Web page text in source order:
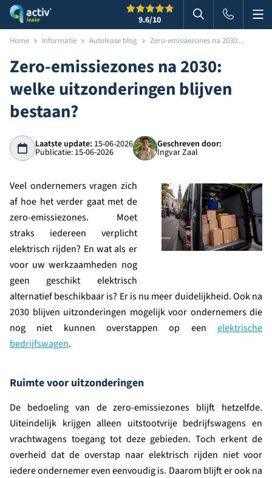
9.6/10 Zoeken in
Home Informatie Autolease blog Zero-emissiezones na 2030:...
Zero-emissiezones na 2030:
welke uitzonderingen blijven
bestaan?
Laatste update: 15-06-2026
Publicatie: 15-06-2026
Geschreven door:
Ingvar Zaal
Veel ondernemers vragen zich
af hoe het verder gaat met de
zero-emissiezones. Moet
straks iedereen verplicht
elektrisch rijden? En wat als er
voor uw werkzaamheden nog
geen geschikt elektrisch
alternatief beschikbaar is? Er is nu meer duidelijkheid. Ook na
2030 blijven uitzonderingen mogelijk voor ondernemers die
nog niet kunnen overstappen op een elektrische
bedrijfswagen.
Ruimte voor uitzonderingen
De bedoeling van de zero-emissiezones blijft hetzelfde.
Uiteindelijk krijgen alleen uitstootvrije bedrijfswagens en
vrachtwagens toegang tot deze gebieden. Toch erkent de
overheid dat de overstap naar elektrisch rijden niet voor
iedere ondernemer even eenvoudig is. Daarom blijft er ook na